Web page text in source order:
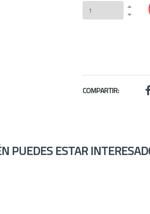
COMPARTIR:
PUEDES ESTAR